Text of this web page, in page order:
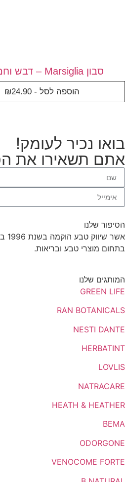
סבון Marsiglia – דבש וחמניות
הוספה לסל - ₪24.90
בואו נכיר לעומק!
אתם תשאירו את
הסיפור שלנו
בתחום מוצרי טבע ובריאות.
המותגים שלנו
GREEN LIFE
RAN BOTANICALS
NESTI DANTE
HERBATINT
LOVLIS
NATRACARE
HEATH & HEATHER
BEMA
ODORGONE
VENOCOME FORTE